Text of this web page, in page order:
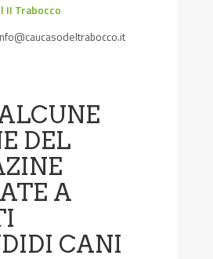
II Trabocco
DEL
A
CANI